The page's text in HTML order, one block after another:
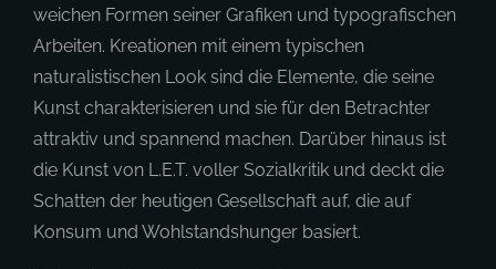
weichen Formen seiner Grafiken und typografischen
Arbeiten. Kreationen mit einem typischen
naturalistischen Look sind die Elemente, die seine
Kunst charakterisieren und sie für den Betrachter
attraktiv und spannend machen. Darüber hinaus ist
die Kunst von L.E.T. voller Sozialkritik und deckt die
Schatten der heutigen Gesellschaft auf, die auf
Konsum und Wohlstandshunger basiert.